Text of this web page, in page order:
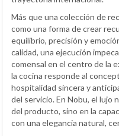
Más que una colección de
como una forma de crear
equilibrio, precisión y
calidad, una ejecución
comensal en el centro de la
la cocina responde al
hospitalidad sincera y
del servicio. En Nobu, el lujo
del producto, sino en la
con una elegancia natural,